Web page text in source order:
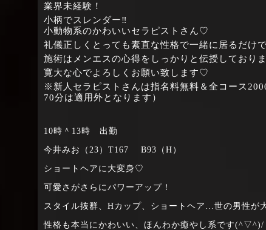
業界未経験！
小柄でスレンダー‼
小動物系のかわいいセラピストさん♡
礼儀正しくとっても素直な性格で一緒に居るだけ
施術はメンエスの心得をしっかりと伝授しており
寛大な心でよろしくお願い致します♡
※新人セラピストさんは指名料無料＆全コース
70分は適用外となります）
10時＾13時 出勤
今井みお（23）T167 B93（H）
ショートヘアに大変身♡
可愛さがさらにパワーアップ！
スタイル抜群、Hカップ、ショートヘア…世の男性
性格も本当にかわいい、ほんわか癒やし系です(^▽^)/